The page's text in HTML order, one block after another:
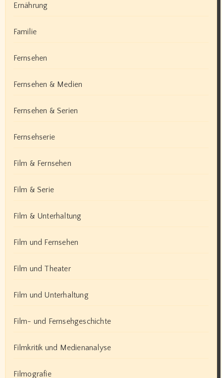
Ernährung
Familie
Fernsehen
Fernsehen & Medien
Fernsehen & Serien
Fernsehserie
Film & Fernsehen
Film & Serie
Film & Unterhaltung
Film und Fernsehen
Film und Theater
Film und Unterhaltung
Film- und Fernsehgeschichte
Filmkritik und Medienanalyse
Filmografie